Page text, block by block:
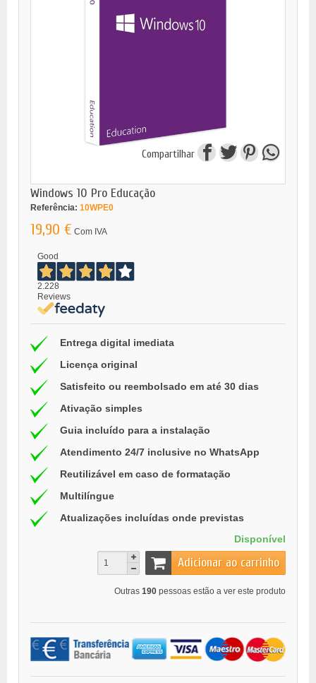
Compartilhar
Windows 10 Pro Educação
Referência: 10WPE0
19,90 € Com IVA
Good
2.228
Reviews
Entrega digital imediata
Licença original
Satisfeito ou reembolsado em até 30 dias
Ativação simples
Guia incluído para a instalação
Atendimento 24/7 inclusive no WhatsApp
Reutilizável em caso de formatação
Multilíngue
Atualizações incluídas onde previstas
Disponível
Adicionar ao carrinho
Outras 190 pessoas estão a ver este produto